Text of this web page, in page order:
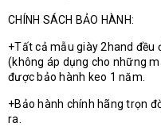
CHÍNH SÁCH BẢO HÀNH:
+Tất cả mẫu giày 2hand đều
(không áp dụng cho những
được bảo hành keo 1 năm.
+Bảo hành chính hãng trọn
ra.